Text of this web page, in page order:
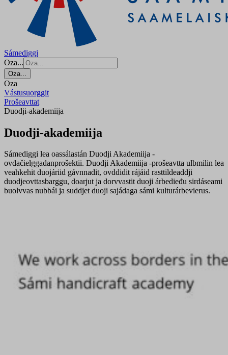
Sámediggi
Oza...
Oza...
Oza
Vástusuorggit
Prošeavttat
Duodji-akademiija
Duodji-akademiija
Sámediggi lea oassálastán Duodji Akademiija -
ovdačielggadanprošektii. Duodji Akademiija -prošeavtta ulbmilin lea
veahkehit duojáriid gávnnadit, ovddidit rájáid rasttildeaddji
duodjeovttasbarggu, doarjut ja dorvvastit duoji árbedieđu sirdáseami
buolvvas nubbái ja suddjet duoji sajádaga sámi kulturárbevierus.